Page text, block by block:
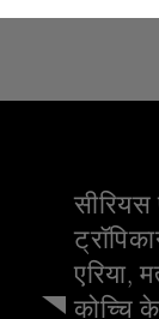
एरिया,
कोच्चि